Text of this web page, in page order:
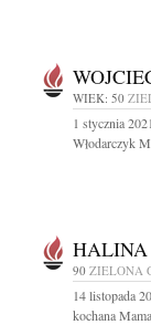
WIEK: 50
1 stycznia
Włodarczyk
90 ZIELONA
14 listopada
kochana